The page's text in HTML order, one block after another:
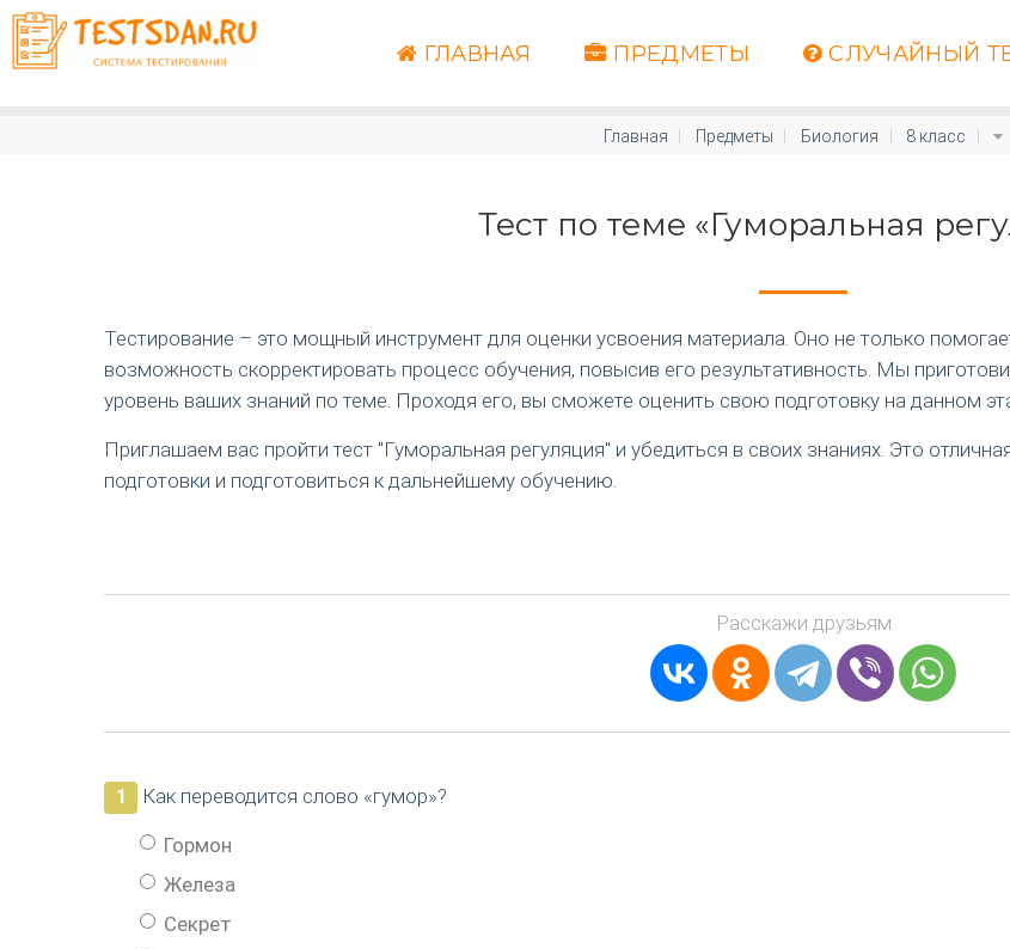
ГЛАВНАЯ ПРЕДМЕТЫ СЛУЧАЙНЫЙ
Главная Предметы Биология 8 класс
Тест по теме «Гуморальная
Тестирование – это мощный инструмент для оценки усвоения материала. Оно не только
возможность скорректировать процесс обучения, повысив его результативность. Мы
уровень ваших знаний по теме. Проходя его, вы сможете оценить свою подготовку на данном
Приглашаем вас пройти тест "Гуморальная регуляция" и убедиться в своих знаниях. Это
подготовки и подготовиться к дальнейшему обучению.
Расскажи друзьям
1 Как переводится слово «гумор»?
Гормон
Железа
Секрет